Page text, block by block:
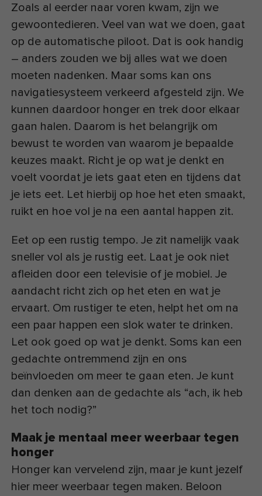
Zoals al eerder naar voren kwam, zijn we
gewoontedieren. Veel van wat we doen, gaat
op de automatische piloot. Dat is ook handig
– anders zouden we bij alles wat we doen
moeten nadenken. Maar soms kan ons
navigatiesysteem verkeerd afgesteld zijn. We
kunnen daardoor honger en trek door elkaar
gaan halen. Daarom is het belangrijk om
bewust te worden van waarom je bepaalde
keuzes maakt. Richt je op wat je denkt en
voelt voordat je iets gaat eten en tijdens dat
je iets eet. Let hierbij op hoe het eten smaakt,
ruikt en hoe vol je na een aantal happen zit.
Eet op een rustig tempo. Je zit namelijk vaak
sneller vol als je rustig eet. Laat je ook niet
afleiden door een televisie of je mobiel. Je
aandacht richt zich op het eten en wat je
ervaart. Om rustiger te eten, helpt het om na
een paar happen een slok water te drinken.
Let ook goed op wat je denkt. Soms kan een
gedachte ontremmend zijn en ons
beïnvloeden om meer te gaan eten. Je kunt
dan denken aan de gedachte als “ach, ik heb
het toch nodig?”
Maak je mentaal meer weerbaar tegen
honger
Honger kan vervelend zijn, maar je kunt jezelf
hier meer weerbaar tegen maken. Beloon